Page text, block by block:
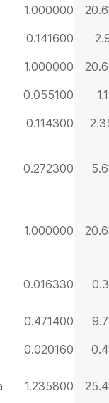
1.000000
0.141600
1.000000
0.055100
0.114300
0.272300
1.000000
0.016330
0.471400
0.020160
1.235800